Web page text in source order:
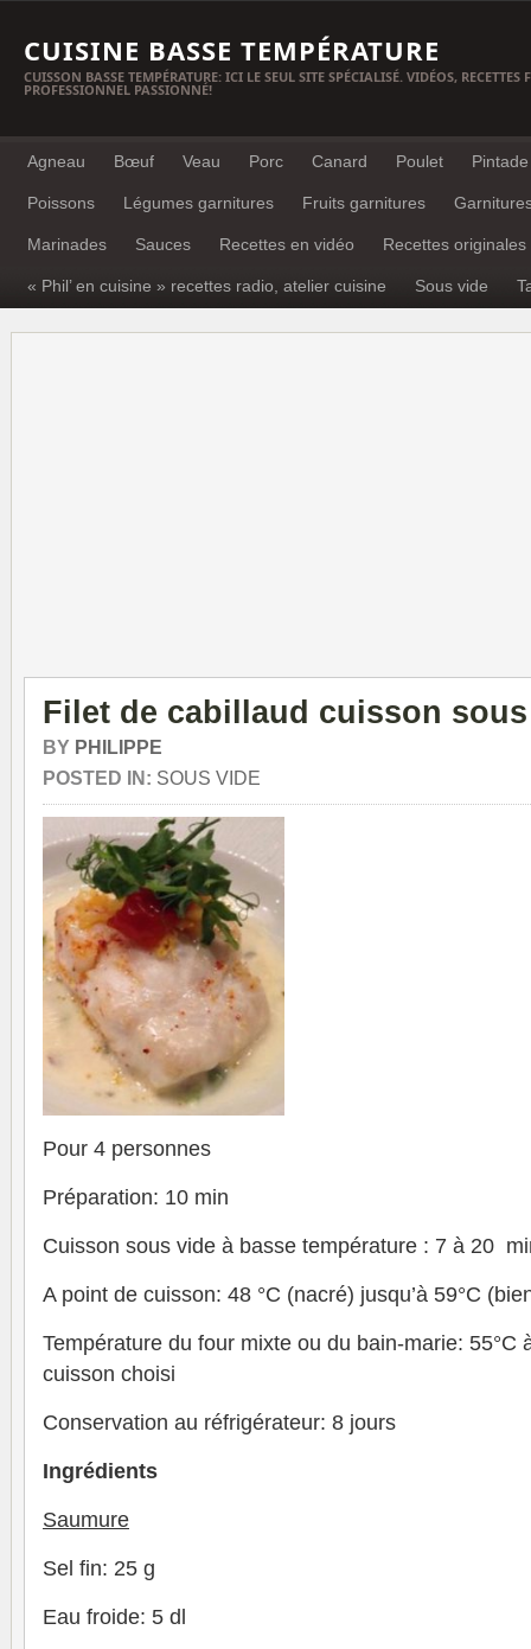
CUISINE BASSE TEMPÉRATURE
CUISSON BASSE TEMPÉRATURE: ICI LE SEUL SITE SPÉCIALISÉ. VIDÉOS, RECETTES
PROFESSIONNEL PASSIONNÉ!
Agneau Bœuf Veau Porc Canard Poulet Pintade
Poissons Légumes garnitures Fruits garnitures
Marinades Sauces Recettes en vidéo Recettes originales
« Phil’ en cuisine » recettes radio, atelier cuisine Sous vide
Filet de cabillaud cuisson
BY PHILIPPE
POSTED IN: SOUS VIDE
Pour 4 personnes
Préparation: 10 min
Cuisson sous vide à basse température : 7 à 20
A point de cuisson: 48 °C (nacré) jusqu’à 59°C
Température du four mixte ou du bain-marie: 55°C
cuisson choisi
Conservation au réfrigérateur: 8 jours
Ingrédients
Saumure
Sel fin: 25 g
Eau froide: 5 dl